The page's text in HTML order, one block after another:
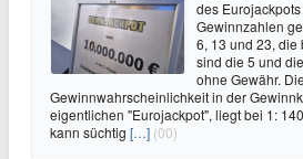
des
Gewinnzahlen
6, 13 und 23,
sind die 5 und
ohne Gewähr. Die
Gewinnwahrscheinlichkeit in der
eigentlichen "Eurojackpot", liegt bei 1:
kann süchtig […] (00)